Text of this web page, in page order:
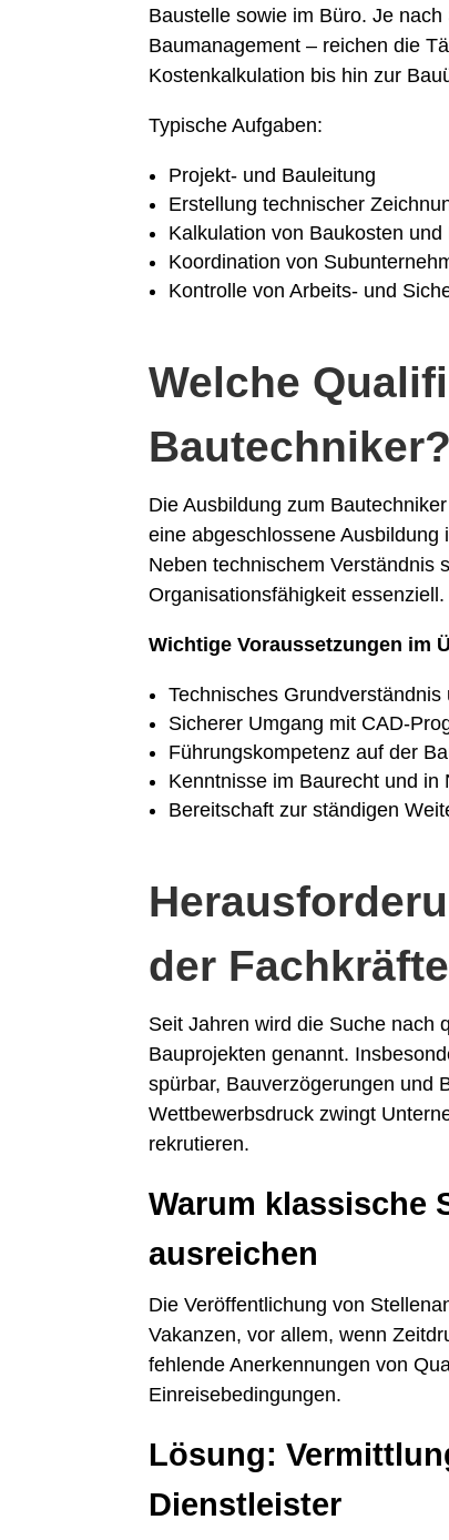
Baustelle sowie im Büro. Je
Baumanagement – reichen die
Kostenkalkulation bis hin zur
Typische Aufgaben:
Projekt- und Bauleitung
Erstellung technischer
Kalkulation von Baukosten
Koordination von
Kontrolle von Arbeits- und
Welche
Bautechniker?
Die Ausbildung zum
eine abgeschlossene
Neben technischem Verständnis
Organisationsfähigkeit essenziell.
Wichtige Voraussetzungen im
Technisches
Sicherer Umgang mit CAD-
Führungskompetenz auf der
Kenntnisse im Baurecht und in
Bereitschaft zur ständigen
der
Seit Jahren wird die Suche nach
Bauprojekten genannt.
spürbar, Bauverzögerungen und
Wettbewerbsdruck zwingt
rekrutieren.
Warum klassische
ausreichen
Die Veröffentlichung von
Vakanzen, vor allem, wenn
fehlende Anerkennungen von
Einreisebedingungen.
Lösung:
Dienstleister